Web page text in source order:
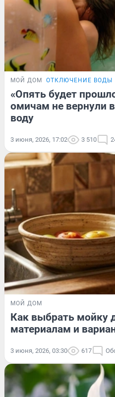
МОЙ ДОМ ОТКЛЮЧЕНИЕ ВОДЫ
«Опять будет
омичам не вернули
воду
3 июня, 2026, 17:02 3 510
МОЙ ДОМ
Как выбрать мойку
материалам и
3 июня, 2026, 03:30 617